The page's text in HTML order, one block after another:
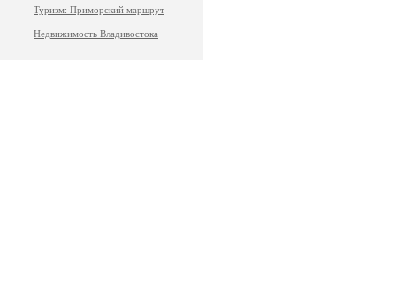
Туризм: Приморский маршрут
Недвижимость Владивостока